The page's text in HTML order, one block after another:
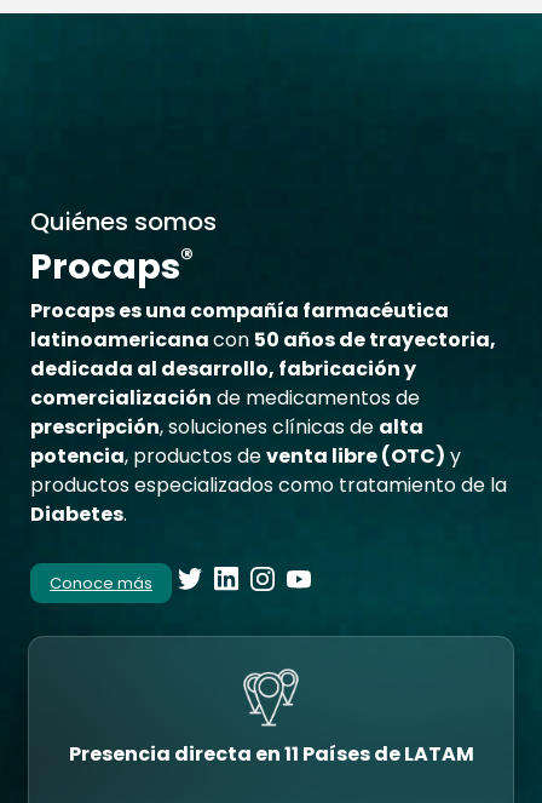
Quiénes somos
Procaps®
Procaps es una compañía farmacéutica
latinoamericanacon 50 años de trayectoria,
dedicada al desarrollo, fabricación y
comercialización de medicamentos de
prescripción, soluciones clínicas de alta
potencia, productos deventa libre (OTC) y
productos especializados como tratamiento de la
Diabetes.
Conoce más
Presencia directa en 11 Países de LATAM